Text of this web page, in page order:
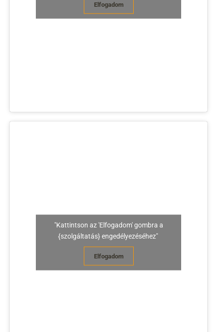
Elfogadom
"Kattintson az 'Elfogadom' gombra a
{szolgáltatás} engedélyezéséhez"
Elfogadom